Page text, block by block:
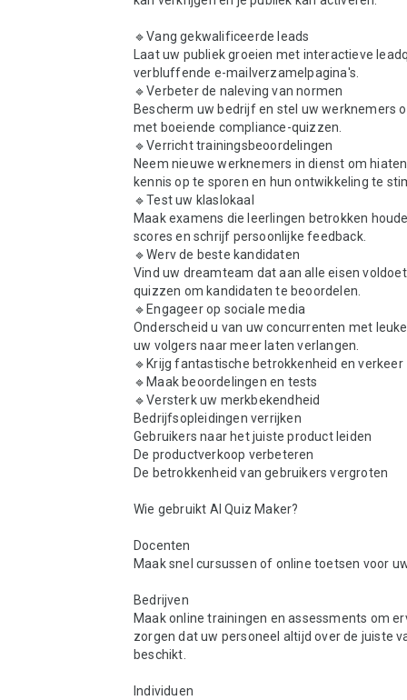
🔹Vang gekwalificeerde leads
Laat uw publiek groeien met interactieve
verbluffende e-mailverzamelpagina's.
🔹Verbeter de naleving van normen
Bescherm uw bedrijf en stel uw werknemers
met boeiende compliance-quizzen.
🔹Verricht trainingsbeoordelingen
Neem nieuwe werknemers in dienst om
kennis op te sporen en hun ontwikkeling te
🔹Test uw klaslokaal
Maak examens die leerlingen betrokken
scores en schrijf persoonlijke feedback.
🔹Werv de beste kandidaten
Vind uw dreamteam dat aan alle eisen
quizzen om kandidaten te beoordelen.
🔹Engageer op sociale media
Onderscheid u van uw concurrenten met
uw volgers naar meer laten verlangen.
🔹Krijg fantastische betrokkenheid en verkeer
🔹Maak beoordelingen en tests
🔹Versterk uw merkbekendheid
Bedrijfsopleidingen verrijken
Gebruikers naar het juiste product leiden
De productverkoop verbeteren
De betrokkenheid van gebruikers vergroten
Wie gebruikt AI Quiz Maker?
Docenten
Maak snel cursussen of online toetsen voor
Bedrijven
Maak online trainingen en assessments om
zorgen dat uw personeel altijd over de juiste
beschikt.
Individuen